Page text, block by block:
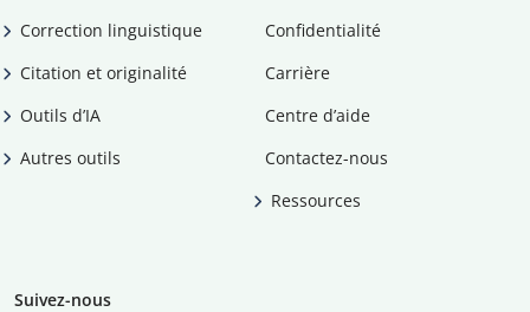
Correction linguistique
Citation et originalité
Outils d’IA
Autres outils
Confidentialité
Carrière
Centre d’aide
Contactez-nous
Ressources
Suivez-nous